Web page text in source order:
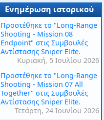
Ενημέρωση ιστορικού
Προστέθηκε το "Long-Range
Shooting - Mission 08
Endpoint" στις Συμβουλές
Αντίστασης Sniper Elite.
Κυριακή, 5 Ιουλίου 2026
Προστέθηκε το "Long-Range
Shooting - Mission 07 All
Together" στις Συμβουλές
Αντίστασης Sniper Elite.
Τετάρτη, 24 Ιουνίου 2026